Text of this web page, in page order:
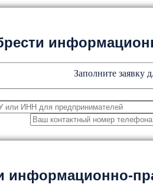
Заполните заявку
информационно-